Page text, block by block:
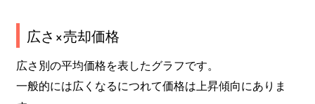
広さ×売却価格
広さ別の平均価格を表したグラフです。
一般的には広くなるにつれて価格は上昇傾向にありま